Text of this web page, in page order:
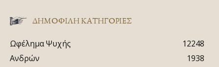
ΔΗΜΟΦΙΛΗ ΚΑΤΗΓΟΡΙΕΣ
Ωφέλημα Ψυχής
12248
Ανδρών
1938